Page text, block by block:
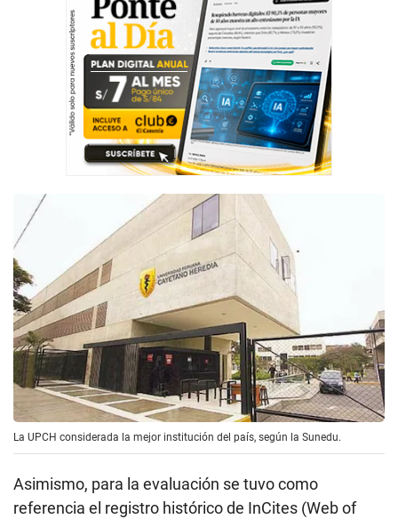
La UPCH considerada la mejor institución del país, según la Sunedu.
Asimismo, para la evaluación se tuvo como
referencia el registro histórico de InCites (Web of